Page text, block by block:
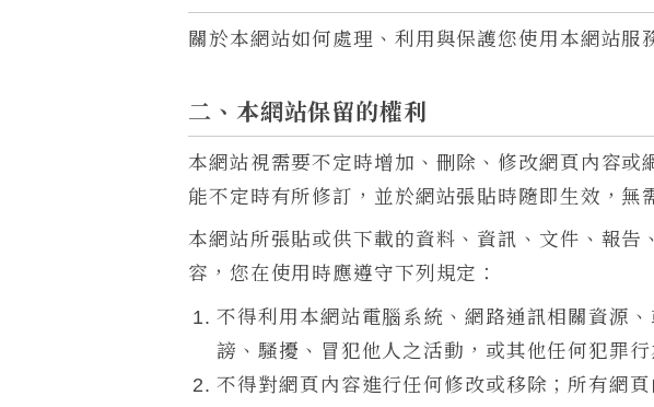
關於本網站如何處理、利用與保護您使用本網站
二、本網站保留的權利
本網站視需要不定時增加、刪除、修改網頁內容
能不定時有所修訂，並於網站張貼時隨即生效，無
本網站所張貼或供下載的資料、資訊、文件、報
容，您在使用時應遵守下列規定：
不得利用本網站電腦系統、網路通訊相關資源
謗、騷擾、冒犯他人之活動，或其他任何犯罪行
不得對網頁內容進行任何修改或移除；所有網